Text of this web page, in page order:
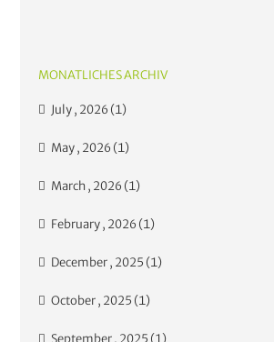
MONATLICHES ARCHIV
July , 2026 (1)
May , 2026 (1)
March , 2026 (1)
February , 2026 (1)
December , 2025 (1)
October , 2025 (1)
September , 2025 (1)